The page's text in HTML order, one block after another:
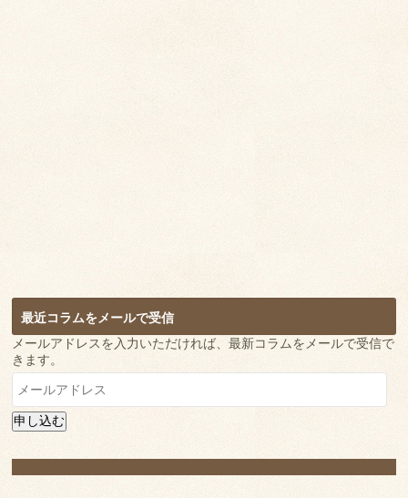
最近コラムをメールで受信
メールアドレスを入力いただければ、最新コラムをメールで受信で
きます。
メ
ー
ル
ア
レ
ス
申し込む